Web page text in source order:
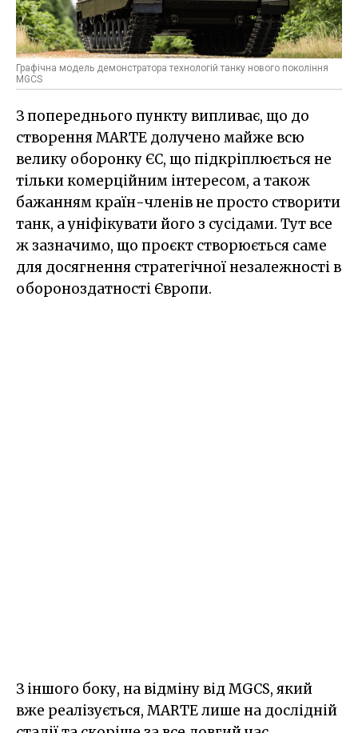
Графічна модель демонстратора технологій танку нового покоління
MGCS
З попереднього пункту випливає, що до
створення MARTE долучено майже всю
велику оборонку ЄС, що підкріплюється не
тільки комерційним інтересом, а також
бажанням країн-членів не просто створити
танк, а уніфікувати його з сусідами. Тут все
ж зазначимо, що проєкт створюється саме
для досягнення стратегічної незалежності в
обороноздатності Європи.
З іншого боку, на відміну від MGCS, який
вже реалізується, MARTE лише на дослідній